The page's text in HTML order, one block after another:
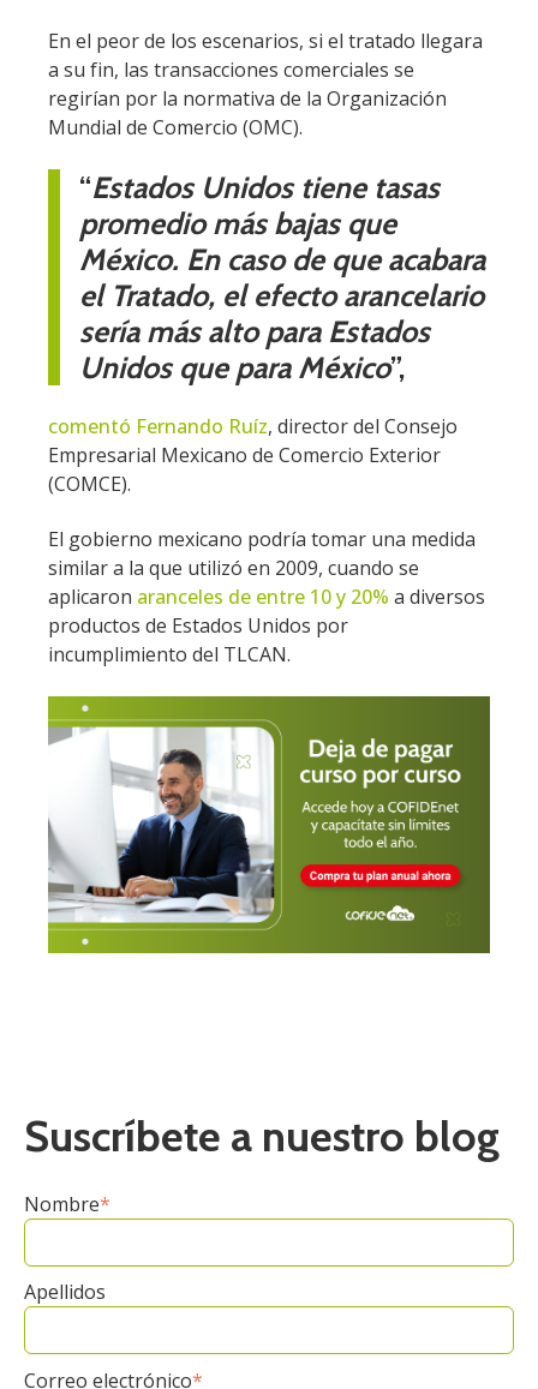
En el peor de los escenarios, si el tratado llegara
a su fin, las transacciones comerciales se
regirían por la normativa de la Organización
Mundial de Comercio (OMC).
“Estados Unidos tiene tasas
promedio más bajas que
México. En caso de que acabara
el Tratado, el efecto arancelario
sería más alto para Estados
Unidos que para México”,
comentó Fernando Ruíz, director del Consejo
Empresarial Mexicano de Comercio Exterior
(COMCE).
El gobierno mexicano podría tomar una medida
similar a la que utilizó en 2009, cuando se
aplicaron aranceles de entre 10 y 20% a diversos
productos de Estados Unidos por
incumplimiento del TLCAN.
Suscríbete a nuestro blog
Nombre*
Apellidos
Correo electrónico*